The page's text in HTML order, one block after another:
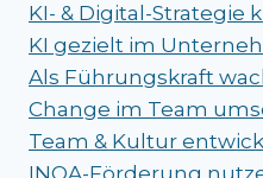
KI- & Digital-Strategie
KI gezielt im
Als Führungskraft
Change im Team
Team & Kultur